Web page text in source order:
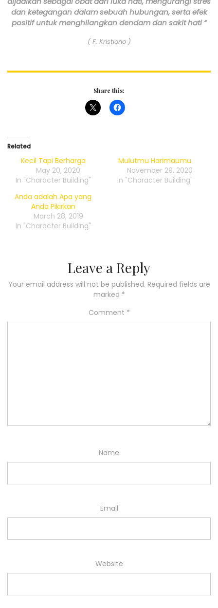
dan ketegangan dalam sebuah hubungan, serta efek
positif untuk menghilangkan dendam dan sakit hati “
( F. Kristiono )
Share this:
Related
Kecil Tapi Berharga
May 20, 2020
In "Character Building"
Mulutmu Harimaumu
November 29, 2020
In "Character Building"
Anda adalah Apa yang
Anda Pikirkan
March 28, 2019
In "Character Building"
Leave a Reply
Your email address will not be published. Required fields are
marked *
Comment *
Name
Email
Website